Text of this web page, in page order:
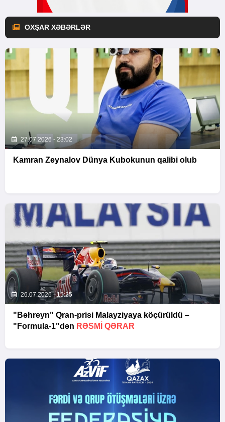
OXŞAR XƏBƏRLƏR
27.07.2026 - 23:02
Kamran Zeynalov Dünya Kubokunun qalibi olub
26.07.2026 - 15:25
"Bəhreyn" Qran-prisi Malayziyaya köçürüldü –
"Formula-1"dən RƏSMI QƏRAR